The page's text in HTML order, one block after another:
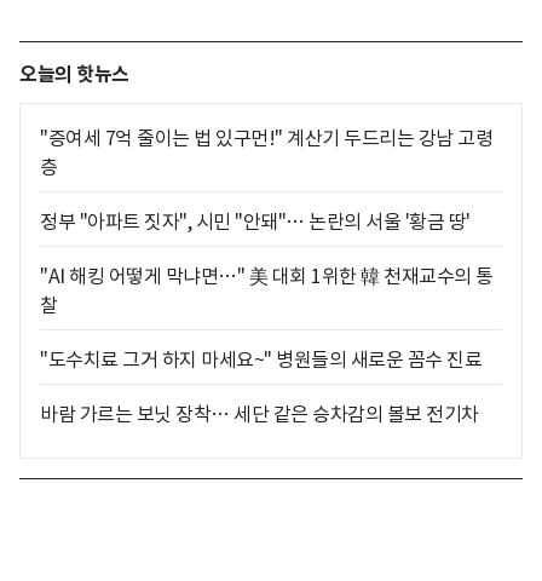
오늘의 핫뉴스
"증여세 7억 줄이는 법 있구먼!" 계산기 두드리는 강남 고령
층
정부 "아파트 짓자", 시민 "안돼"… 논란의 서울 '황금 땅'
"AI 해킹 어떻게 막냐면…" 美 대회 1위한 韓 천재교수의 통
찰
"도수치료 그거 하지 마세요~" 병원들의 새로운 꼼수 진료
바람 가르는 보닛 장착… 세단 같은 승차감의 볼보 전기차